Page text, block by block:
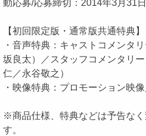
動応募/応募締切：2014年3月31日
【初回限定版・通常版共通特典】
・音声特典：キャストコメンタ
坂良太）／スタッフコメンタリ
仁／永谷敬之）
・映像特典：プロモーション映
※商品仕様、特典などは予告な
す。